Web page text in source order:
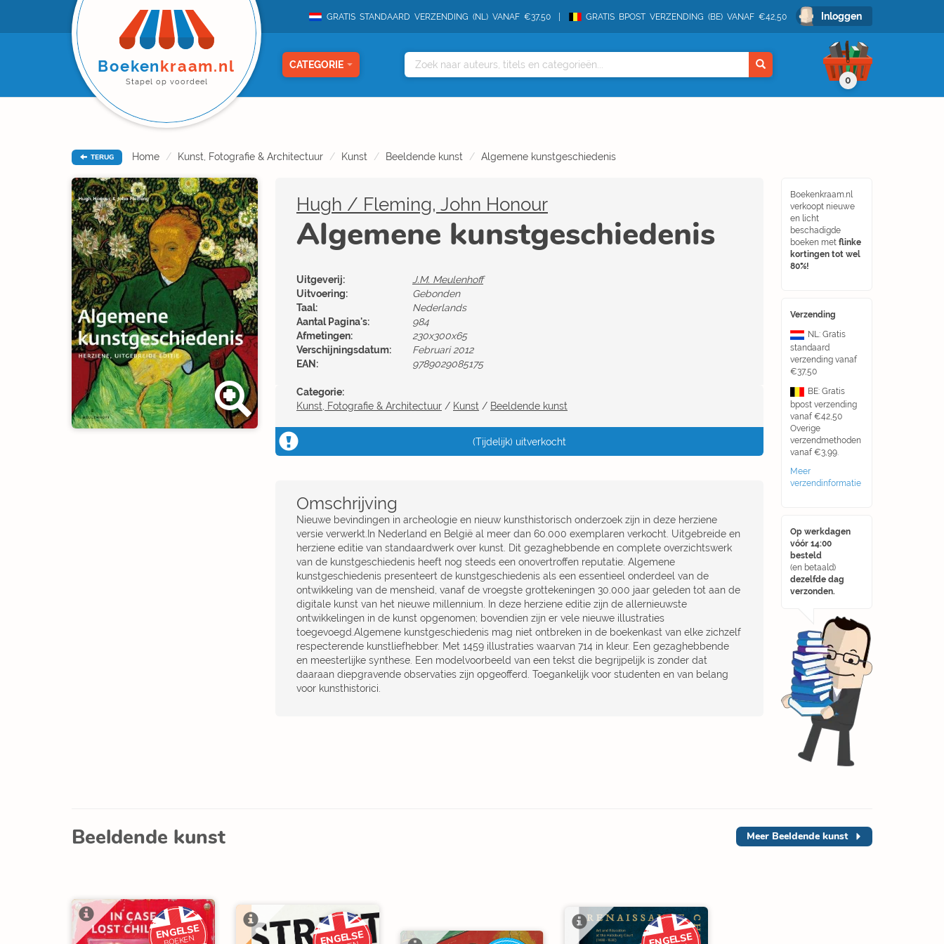
GRATIS STANDAARD VERZENDING (NL) VANAF €37,50 GRATIS BPOST VERZENDING (BE) VANAF €42,50 Inloggen
Boekenkraam.nl
Stapel op voordeel
CATEGORIE
0
TERUG Home Kunst, Fotografie & Architectuur Kunst Beeldende kunst Algemene kunstgeschiedenis
Boekenkraam.nl
verkoopt nieuwe
en licht
beschadigde
boeken met flinke
kortingen tot wel
80%!
Verzending
NL: Gratis
standaard
verzending vanaf
€37,50
BE: Gratis
bpost verzending
vanaf €42,50
Overige
verzendmethoden
vanaf €3,99.
Meer
verzendinformatie
Op werkdagen
vóór 14:00
besteld
(en betaald)
dezelfde dag
verzonden.
Hugh / Fleming, John Honour
Algemene kunstgeschiedenis
Uitgeverij:
J.M. Meulenhoff
Uitvoering:
Gebonden
Taal:
Nederlands
Aantal Pagina's:
984
Afmetingen:
230x300x65
Verschijningsdatum:
Februari 2012
EAN:
9789029085175
Categorie:
Kunst, Fotografie & Architectuur / Kunst / Beeldende kunst
(Tijdelijk) uitverkocht
Omschrijving
Nieuwe bevindingen in archeologie en nieuw kunsthistorisch onderzoek zijn in deze herziene
versie verwerkt.In Nederland en België al meer dan 60.000 exemplaren verkocht. Uitgebreide en
herziene editie van standaardwerk over kunst. Dit gezaghebbende en complete overzichtswerk
van de kunstgeschiedenis heeft nog steeds een onovertroffen reputatie. Algemene
kunstgeschiedenis presenteert de kunstgeschiedenis als een essentieel onderdeel van de
ontwikkeling van de mensheid, vanaf de vroegste grottekeningen 30.000 jaar geleden tot aan de
digitale kunst van het nieuwe millennium. In deze herziene editie zijn de allernieuwste
ontwikkelingen in de kunst opgenomen; bovendien zijn er vele nieuwe illustraties
toegevoegd.Algemene kunstgeschiedenis mag niet ontbreken in de boekenkast van elke zichzelf
respecterende kunstliefhebber. Met 1459 illustraties waarvan 714 in kleur. Een gezaghebbende
en meesterlijke synthese. Een modelvoorbeeld van een tekst die begrijpelijk is zonder dat
daaraan diepgravende observaties zijn opgeofferd. Toegankelijk voor studenten en van belang
voor kunsthistorici.
Beeldende kunst Meer Beeldende kunst
ENGELSE
BOEKEN ENGELSE